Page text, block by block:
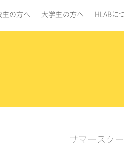
生の方へ 大学生の方へ HLABに
サマースク